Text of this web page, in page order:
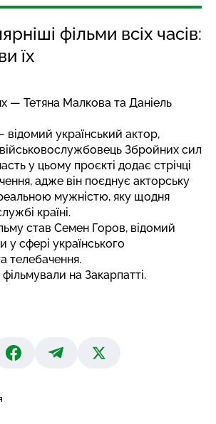
фільми всіх часів:
їх
— Тетяна Малкова та Даніель
український актор,
Збройних сил
у цьому проєкті додає стрічці
адже він поєднує акторську
мужністю, яку щодня
країні.
став Семен Горов, відомий
у сфері українського
телебачення.
фільмували на Закарпатті.